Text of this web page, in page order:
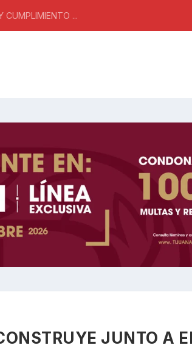
CUMPLIMIENTO ...
JUNTO A